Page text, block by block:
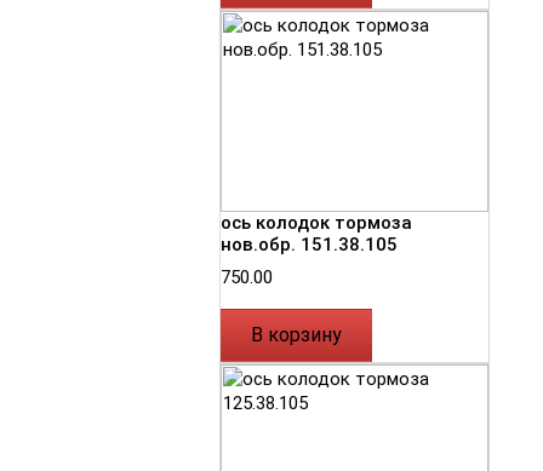
ось колодок тормоза
нов.обр. 151.38.105
750.00
В корзину